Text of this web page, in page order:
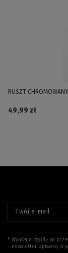
RUSZT
49,99 zł
Twój e-mail
Wyrażam zgodę na
newsletter opisanej w